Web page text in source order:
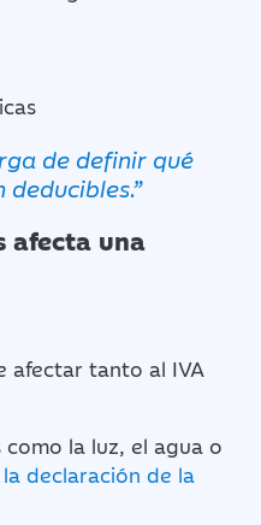
de definir qué
afecta una
afectar tanto al IVA
la luz, el agua o
declaración de la